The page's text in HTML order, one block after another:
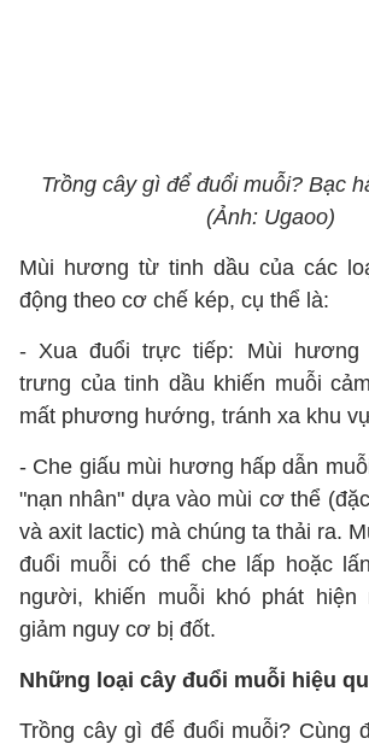
Trồng cây gì để đuổi muỗi? Bạc
(Ảnh: Ugaoo)
Mùi hương từ tinh dầu của các
động theo cơ chế kép, cụ thể là:
- Xua đuổi trực tiếp: Mùi hương
trưng của tinh dầu khiến muỗi
mất phương hướng, tránh xa khu
- Che giấu mùi hương hấp dẫn
"nạn nhân" dựa vào mùi cơ thể
và axit lactic) mà chúng ta thải ra.
đuổi muỗi có thể che lấp hoặc
người, khiến muỗi khó phát hiện
giảm nguy cơ bị đốt.
Những loại cây đuổi muỗi hiệu qu
Trồng cây gì để đuổi muỗi? Cùng